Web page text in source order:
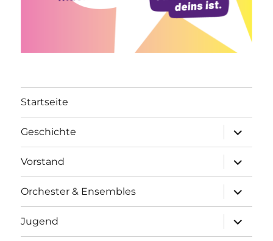
Startseite
Geschichte
öffnen
Vorstand
öffnen
Orchester & Ensembles
öffnen
Jugend
öffnen